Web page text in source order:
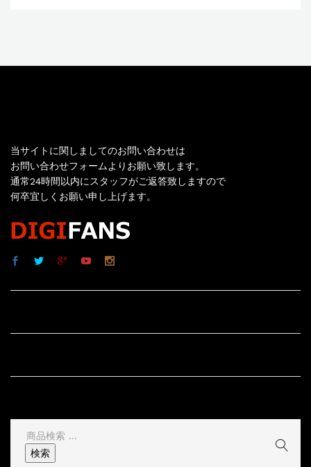
当サイトに関しましてのお問い合わせは
お問い合わせフォームよりお願い致します。
通常24時間以内にスタッフがご返答致しますので
何卒宜しくお願い申し上げます。
検
索
検索